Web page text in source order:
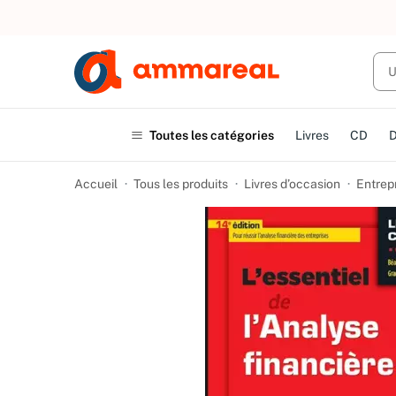
Toutes les catégories Livres CD
Accueil Tous les produits Livres d’occasion